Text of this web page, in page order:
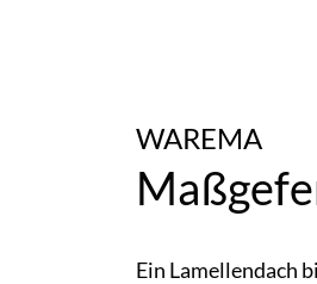
WAREMA
Ein Lamellendach